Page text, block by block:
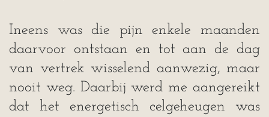
Ineens was die pijn enkele maanden
daarvoor ontstaan en tot aan de dag
van vertrek wisselend aanwezig, maar
nooit weg. Daarbij werd me aangereikt
dat het energetisch celgeheugen was